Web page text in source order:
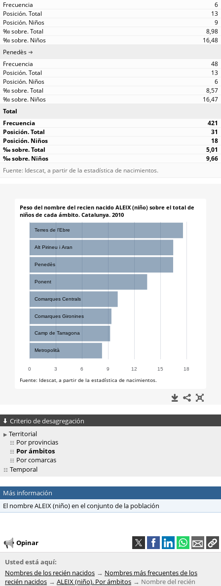
6
13
9
8,98
16,48
Penedès
48
13
6
8,57
16,47
Total
421
31
18
5,01
9,66
Fuente: Idescat, a partir de la estadística de nacimientos.
Criterio de desagregación
Territorial
Por provincias
Por ámbitos
Por comarcas
Temporal
Más información
El nombre ALEIX (niño) en el conjunto de la población
Opinar
Usted está aquí:
Nombres de los recién nacidos
Nombres más frecuentes de los
recién nacidos
ALEIX (niño). Por ámbitos Nombre del recién